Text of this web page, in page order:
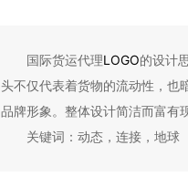
国际货运代理LOGO的设计
头不仅代表着货物的流动性，也
品牌形象。整体设计简洁而富有
关键词：动态，连接，地球